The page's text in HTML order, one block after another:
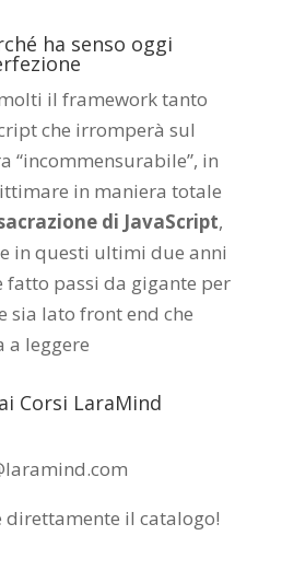
ha senso oggi
il framework tanto
che irromperà sul
“incommensurabile”, in
in maniera totale
di JavaScript,
in questi ultimi due anni
passi da gigante per
sia lato front end che
a leggere
Corsi LaraMind
il catalogo!